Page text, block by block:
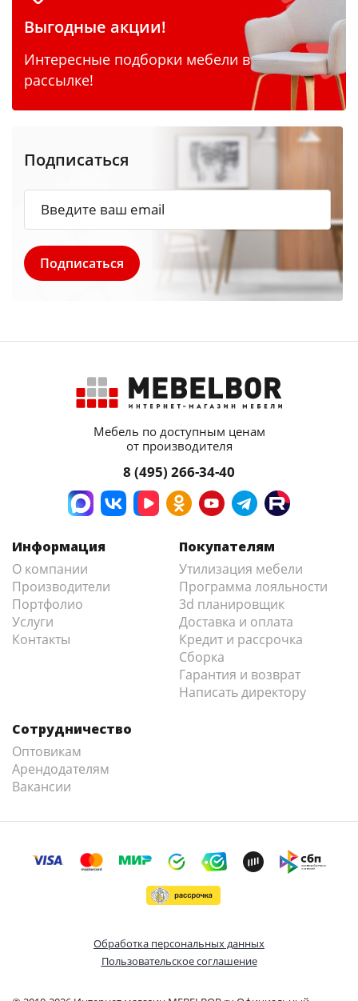
Выгодные акции!
Интересные подборки мебели в
рассылке!
Подписаться
Мебель по доступным ценам
от производителя
8 (495) 266-34-40
Информация
О компании
Производители
Портфолио
Услуги
Контакты
Покупателям
Утилизация мебели
Программа лояльности
3d планировщик
Доставка и оплата
Кредит и рассрочка
Сборка
Гарантия и возврат
Написать директору
Сотрудничество
Оптовикам
Арендодателям
Вакансии
Обработка персональных данных
Пользовательское соглашение